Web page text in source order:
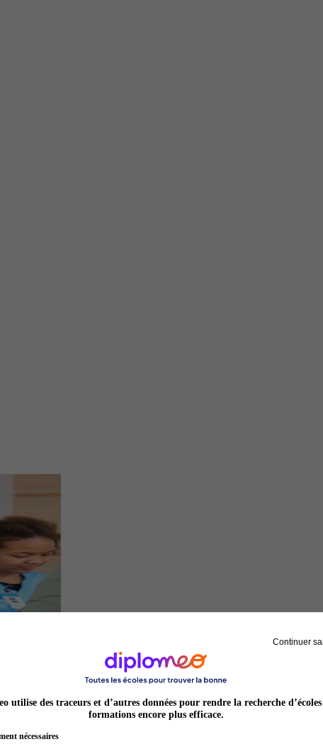
Secrétaire médicale
Continuer
utilise des traceurs et d’autres données pour rendre la recherche
formations encore plus efficace.
nécessaires